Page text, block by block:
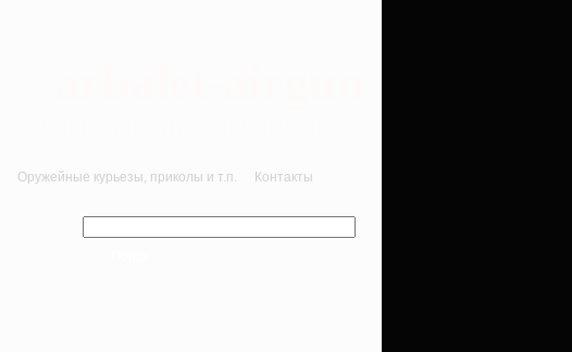
Оружейные курьезы, приколы и т.п. Контакты